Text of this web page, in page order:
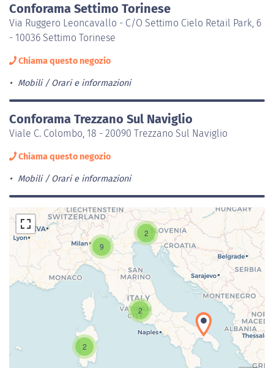
Conforama Settimo Torinese
Via Ruggero Leoncavallo - C/O Settimo Cielo Retail Park, 6
- 10036 Settimo Torinese
Chiama questo negozio
Mobili Orari e informazioni
Conforama Trezzano Sul Naviglio
Viale C. Colombo, 18 - 20090 Trezzano Sul Naviglio
Chiama questo negozio
Mobili Orari e informazioni
Caricamento della carta in corso...
2
2
2
9